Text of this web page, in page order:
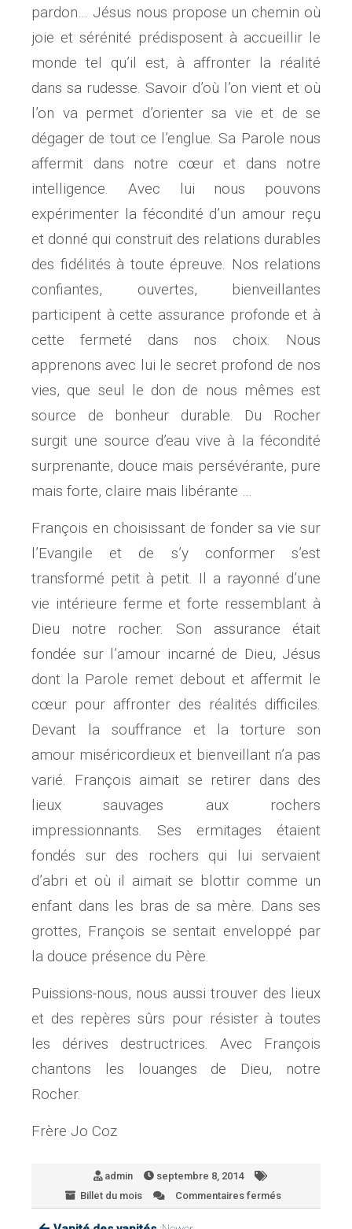
pardon… Jésus nous propose un chemin où
joie et sérénité prédisposent à accueillir le
monde tel qu’il est, à affronter la réalité
dans sa rudesse. Savoir d’où l’on vient et où
l’on va permet d’orienter sa vie et de se
dégager de tout ce l’englue. Sa Parole nous
affermit dans notre cœur et dans notre
intelligence. Avec lui nous pouvons
expérimenter la fécondité d’un amour reçu
et donné qui construit des relations durables
des fidélités à toute épreuve. Nos relations
confiantes, ouvertes, bienveillantes
participent à cette assurance profonde et à
cette fermeté dans nos choix. Nous
apprenons avec lui le secret profond de nos
vies, que seul le don de nous mêmes est
source de bonheur durable. Du Rocher
surgit une source d’eau vive à la fécondité
surprenante, douce mais persévérante, pure
mais forte, claire mais libérante …
François en choisissant de fonder sa vie sur
l’Evangile et de s’y conformer s’est
transformé petit à petit. Il a rayonné d’une
vie intérieure ferme et forte ressemblant à
Dieu notre rocher. Son assurance était
fondée sur l’amour incarné de Dieu, Jésus
dont la Parole remet debout et affermit le
cœur pour affronter des réalités difficiles.
Devant la souffrance et la torture son
amour miséricordieux et bienveillant n’a pas
varié. François aimait se retirer dans des
lieux sauvages aux rochers
impressionnants. Ses ermitages étaient
fondés sur des rochers qui lui servaient
d’abri et où il aimait se blottir comme un
enfant dans les bras de sa mère. Dans ses
grottes, François se sentait enveloppé par
la douce présence du Père.
Puissions-nous, nous aussi trouver des lieux
et des repères sûrs pour résister à toutes
les dérives destructrices. Avec François
chantons les louanges de Dieu, notre
Rocher.
Frère Jo Coz
admin
septembre 8, 2014
Billet du mois
Commentaires fermés